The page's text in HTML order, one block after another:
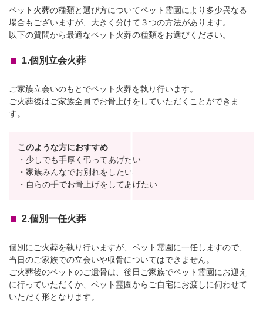
ペット火葬の種類と選び方についてペット霊園により多少異なる
場合もございますが、大きく分けて３つの方法があります。
以下の質問から最適なペット火葬の種類をお選びください。
1.個別立会火葬
ご家族立会いのもとでペット火葬を執り行います。
ご火葬後はご家族全員でお骨上げをしていただくことができま
す。
このような方におすすめ
・少しでも手厚く弔ってあげたい
・家族みんなでお別れをしたい
・自らの手でお骨上げをしてあげたい
2.個別一任火葬
個別にご火葬を執り行いますが、ペット霊園に一任しますので、
当日のご家族での立会いや収骨についてはできません。
ご火葬後のペットのご遺骨は、後日ご家族でペット霊園にお迎え
に行っていただくか、ペット霊園からご自宅にお渡しに伺わせて
いただく形となります。